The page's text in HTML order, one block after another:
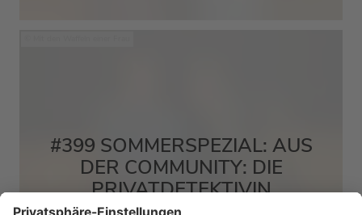
#399 SOMMERSPEZIAL: AUS
DER COMMUNITY: DIE
PRIVATDETEKTIVIN